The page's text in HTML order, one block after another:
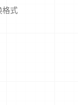
式